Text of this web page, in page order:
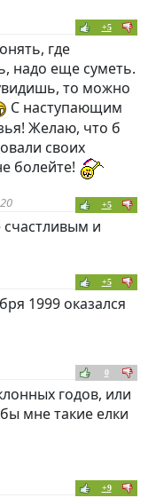
+5
где
надо еще суметь.
то можно
С наступающим
Желаю, что б
своих
болейте!
+5
счастливым и
+5
1999 оказался
0
годов, или
мне такие елки
+9